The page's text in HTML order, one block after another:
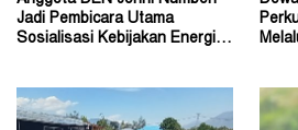
Jadi Pembicara Utama
Sosialisasi Kebijakan Energi di